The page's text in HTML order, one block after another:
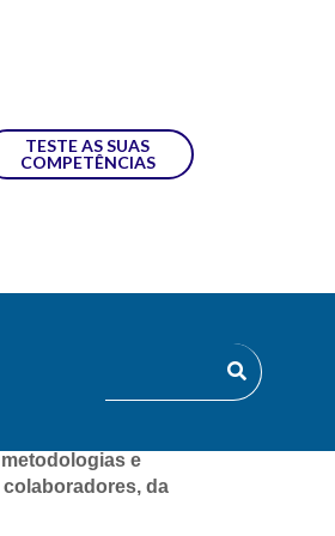
TESTE AS SUAS
COMPETÊNCIAS
dos sectores do
e
da